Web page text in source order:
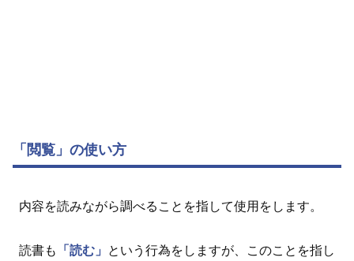
「閲覧」の使い方
内容を読みながら調べることを指して使用をします。
読書も 「読む」 という行為をしますが、このことを指し